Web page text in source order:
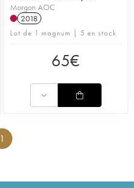
Morgon AOC
2018
Lot de 1 magnum | 5 en stock
65€
1